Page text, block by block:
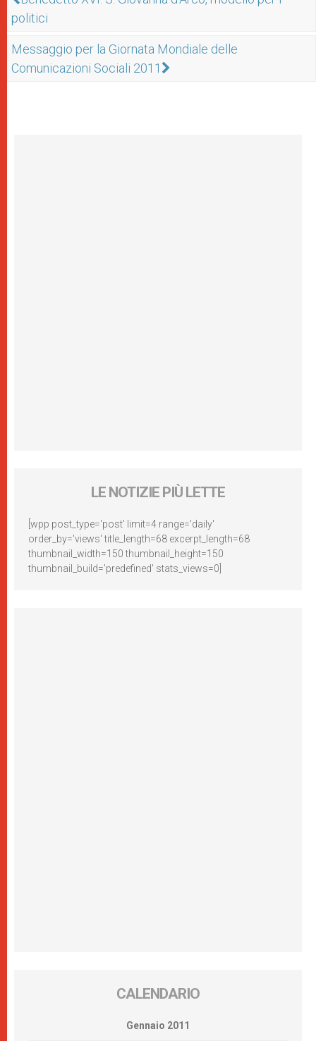
politici
Messaggio per la Giornata Mondiale delle
Comunicazioni Sociali 2011
LE NOTIZIE PIÙ LETTE
[wpp post_type='post' limit=4 range='daily'
order_by='views' title_length=68 excerpt_length=68
thumbnail_width=150 thumbnail_height=150
thumbnail_build='predefined' stats_views=0]
CALENDARIO
Gennaio 2011